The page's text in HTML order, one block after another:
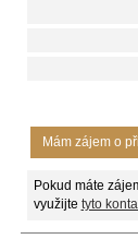
Mám zájem o
Pokud máte
využijte tyto